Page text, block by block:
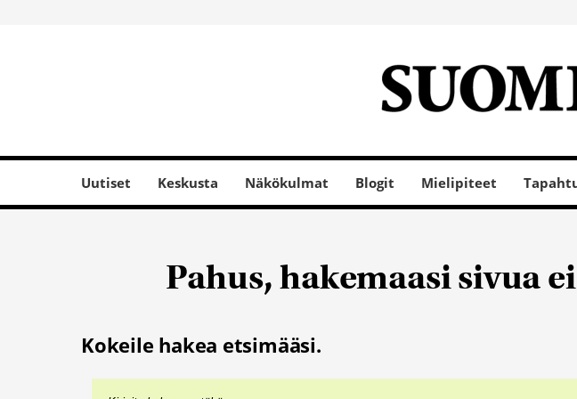
Uutiset Keskusta Näkökulmat Blogit Mielipiteet
Pahus, hakemaasi sivua
Kokeile hakea etsimääsi.